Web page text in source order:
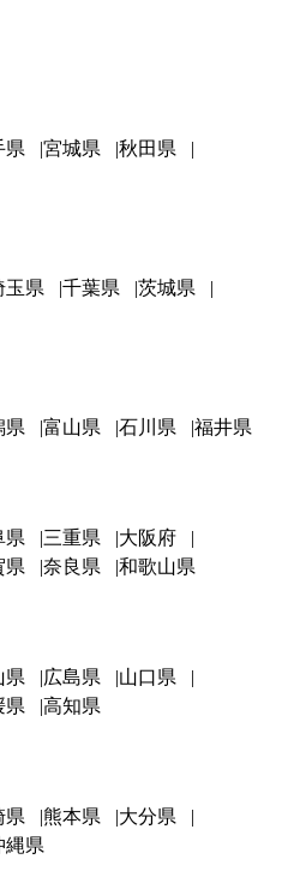
県 宮城県
秋田県
玉県 千葉県
茨城県
県 富山県 石川県 福井県
県 三重県
大阪府
県 奈良県 和歌山県
県 広島県
山口県
県 高知県
県 熊本県
大分県
縄県